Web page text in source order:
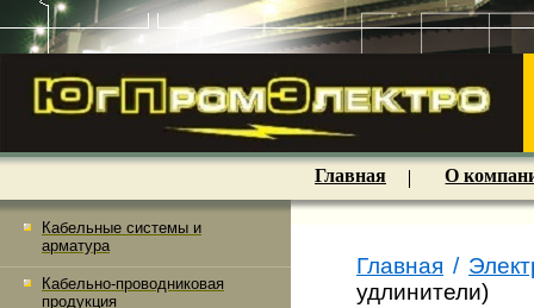
Кабельные системы и
арматура
Кабельно-проводниковая
продукция
Главная О
Главная /
удлинители)